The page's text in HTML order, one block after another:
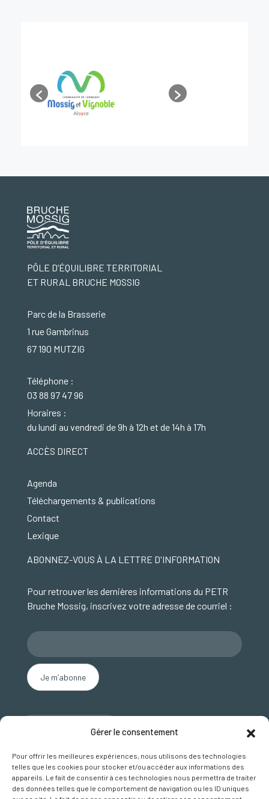
Gérer le consentement
Pour offrir les meilleures expériences, nous utilisons des technologies
telles que les cookies pour stocker et/ou accéder aux informations des
appareils. Le fait de consentir à ces technologies nous permettra de traiter
des données telles que le comportement de navigation ou les ID uniques
PÔLE D’ÉQUILIBRE TERRITORIAL
ET RURAL BRUCHE MOSSIG
Parc de la Brasserie
1 rue Gambrinus
67 190 MUTZIG
Téléphone :
03 88 97 47 96
Horaires :
du lundi au vendredi de 9h à 12h et de 14h à 17h
ACCÈS DIRECT
Agenda
Téléchargements & publications
Contact
Lexique
ABONNEZ-VOUS À LA LETTRE D'INFORMATION
Pour retrouver les dernières informations du PETR
Bruche Mossig, inscrivez votre adresse de courriel :
Nous contacter
SUIVEZ NOUS SUR FACEBOOK